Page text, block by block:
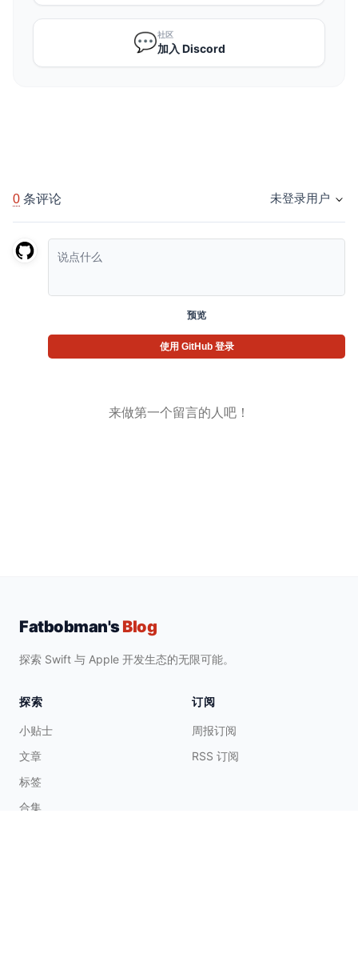
💬社区
加入 Discord
0 条评论 未登录用户
预览
使用 GitHub 登录
来做第一个留言的人吧！
Fatbobman'sBlog
探索 Swift 与 Apple 开发生态的无限可能。
探索
小贴士
文章
标签
合集
订阅
周报订阅
RSS 订阅